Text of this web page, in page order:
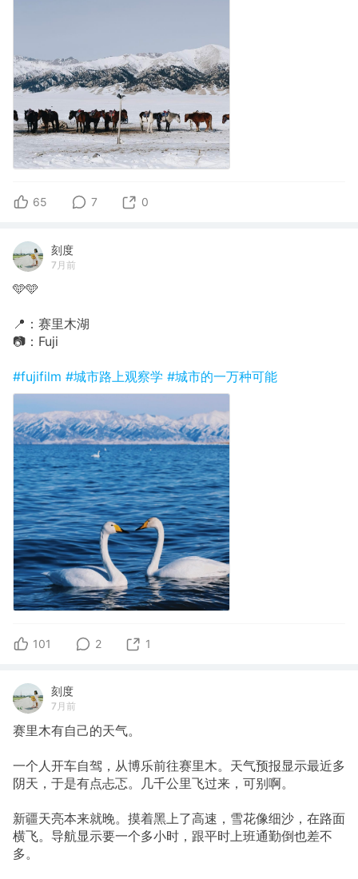
65 7 0
刻度
7月前
🩵🩵
📍：赛里木湖
📷：Fuji
#fujifilm #城市路上观察学 #城市的一万种可能
101 2 1
刻度
7月前
赛里木有自己的天气。
一个人开车自驾，从博乐前往赛里木。天气预报显示最近多
阴天，于是有点忐忑。几千公里飞过来，可别啊。
新疆天亮本来就晚。摸着黑上了高速，雪花像细沙，在路面
横飞。导航显示要一个多小时，跟平时上班通勤倒也差不
多。